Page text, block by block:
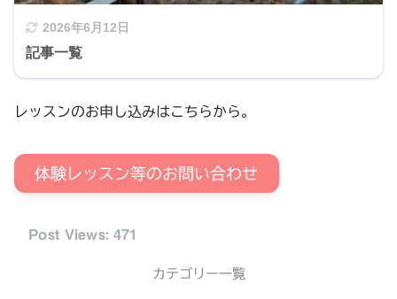
2026年6月12日
記事一覧
レッスンのお申し込みはこちらから。
体験レッスン等のお問い合わせ
Post Views: 471
カテゴリー一覧